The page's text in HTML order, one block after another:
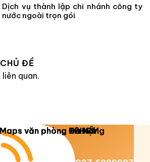
Dịch vụ thành lập chi nhánh công ty
nước ngoài trọn gói
ĐỀ
quan.
2026 © Luật Dương Gia